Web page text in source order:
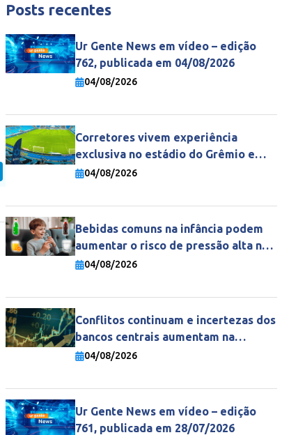
Posts recentes
Ur Gente News em vídeo – edição
762, publicada em 04/08/2026
04/08/2026
Corretores vivem experiência
exclusiva no estádio do Grêmio e
fortalecem parceria com a Gente
04/08/2026
Bebidas comuns na infância podem
aumentar o risco de pressão alta na
vida adulta
04/08/2026
Conflitos continuam e incertezas dos
bancos centrais aumentam na
economia mundial
04/08/2026
Ur Gente News em vídeo – edição
761, publicada em 28/07/2026